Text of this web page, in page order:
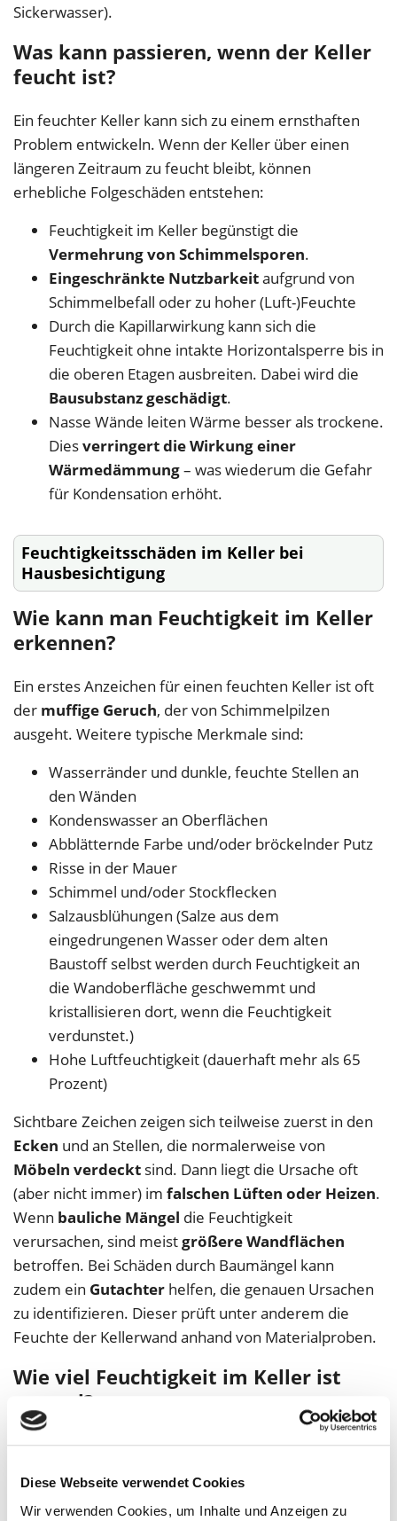
Diese Webseite verwendet Cookies
Wir verwenden Cookies, um Inhalte und Anzeigen zu
Sickerwasser).
Was kann passieren, wenn der Keller
feucht ist?
Ein feuchter Keller kann sich zu einem ernsthaften
Problem entwickeln. Wenn der Keller über einen
längeren Zeitraum zu feucht bleibt, können
erhebliche Folgeschäden entstehen:
Feuchtigkeit im Keller begünstigt die
Vermehrung von Schimmelsporen.
Eingeschränkte Nutzbarkeitaufgrund von
Schimmelbefall oder zu hoher (Luft-)Feuchte
Durch die Kapillarwirkung kann sich die
Feuchtigkeit ohne intakte Horizontalsperre bis in
die oberen Etagen ausbreiten. Dabei wird die
Bausubstanz geschädigt.
Nasse Wände leiten Wärme besser als trockene.
Diesverringert die Wirkung einer
Wärmedämmung– was wiederum die Gefahr
für Kondensation erhöht.
Feuchtigkeitsschäden im Keller bei
Hausbesichtigung
Wie kann man Feuchtigkeit im Keller
erkennen?
Ein erstes Anzeichen für einen feuchten Keller ist oft
der muffige Geruch, der von Schimmelpilzen
ausgeht. Weitere typische Merkmale sind:
Wasserränder und dunkle, feuchte Stellen an
den Wänden
Kondenswasser an Oberflächen
Abblätternde Farbe und/oder bröckelnder Putz
Risse in der Mauer
Schimmel und/oder Stockflecken
Salzausblühungen (Salze aus dem
eingedrungenen Wasser oder dem alten
Baustoff selbst werden durch Feuchtigkeit an
die Wandoberfläche geschwemmt und
kristallisieren dort, wenn die Feuchtigkeit
verdunstet.)
Hohe Luftfeuchtigkeit (dauerhaft mehr als 65
Prozent)
Sichtbare Zeichen zeigen sich teilweise zuerst in den
Ecken und an Stellen, die normalerweise von
Möbeln verdeckt sind. Dann liegt die Ursache oft
(aber nicht immer) im falschen Lüften oder Heizen.
Wenn bauliche Mängel die Feuchtigkeit
verursachen, sind meistgrößere Wandflächen
betroffen. Bei Schäden durch Baumängel kann
zudem ein Gutachter helfen, die genauen Ursachen
zu identifizieren. Dieser prüft unter anderem die
Feuchte der Kellerwand anhand von Materialproben.
Wie viel Feuchtigkeit im Keller ist
normal?
Hier kommt es auf die Nutzung an: Allgemein gilt
Lagerräume als angemessen. Wird der Keller
bewohnt (z. B. als Souterrainwohnung oder